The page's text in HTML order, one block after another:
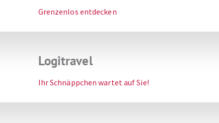
Grenzenlos entdecken
Logitravel
Ihr Schnäppchen wartet auf Sie‎!